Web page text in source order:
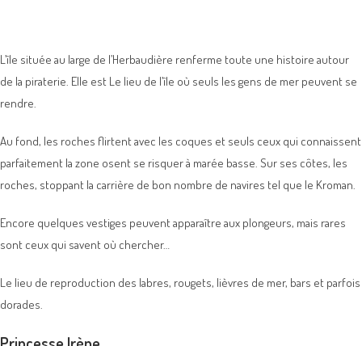
L’île située au large de l’Herbaudière renferme toute une histoire autour
de la piraterie. Elle est Le lieu de l’île où seuls les gens de mer peuvent se
rendre.
Au fond, les roches flirtent avec les coques et seuls ceux qui connaissent
parfaitement la zone osent se risquer à marée basse. Sur ses côtes, les
roches, stoppant la carrière de bon nombre de navires tel que le Kroman.
Encore quelques vestiges peuvent apparaître aux plongeurs, mais rares
sont ceux qui savent où chercher…
Le lieu de reproduction des labres, rougets, lièvres de mer, bars et parfois
dorades.